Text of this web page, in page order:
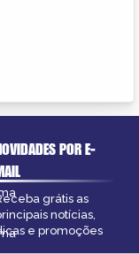
POR E-
grátis as
notícias,
e promoções